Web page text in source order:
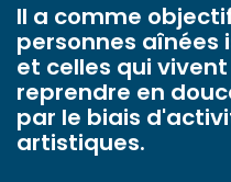
Il a comme
personnes aînées
et celles qui
reprendre en
par le biais
artistiques.